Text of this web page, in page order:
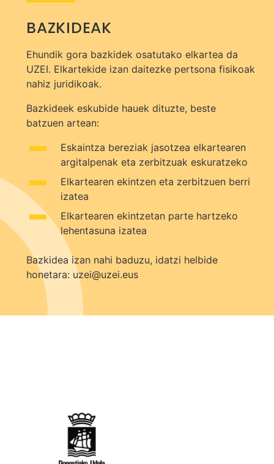
BAZKIDEAK
Ehundik gora bazkidek osatutako elkartea da
UZEI. Elkartekide izan daitezke pertsona fisikoak
nahiz juridikoak.
Bazkideek eskubide hauek dituzte, beste
batzuen artean:
Eskaintza bereziak jasotzea elkartearen
argitalpenak eta zerbitzuak eskuratzeko
Elkartearen ekintzen eta zerbitzuen berri
izatea
Elkartearen ekintzetan parte hartzeko
lehentasuna izatea
Bazkidea izan nahi baduzu, idatzi helbide
honetara: uzei@uzei.eus